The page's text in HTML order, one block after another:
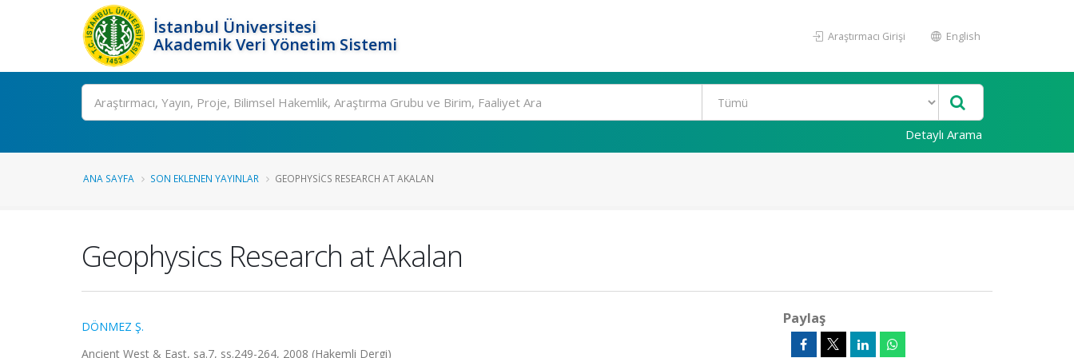
İstanbul Üniversitesi
Akademik Veri Yönetim Sistemi
Araştırmacı Girişi English
Ara
Detaylı Arama
ANA SAYFA SON EKLENEN YAYINLAR GEOPHYSICS RESEARCH AT AKALAN
Geophysics Research at Akalan
DÖNMEZ Ş.
Ancient West & East, sa.7, ss.249-264, 2008 (Hakemli Dergi)
Paylaş